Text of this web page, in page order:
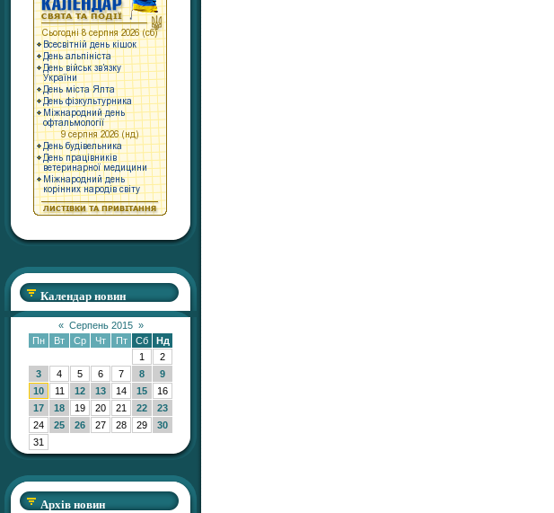
Календар новин
« Серпень 2015 »
Пн
Вт Ср Чт Пт Сб
Нд
1
2
3
4 5 6 7 8
9
10
11 12 13 14 15
16
17
18 19 20 21 22
23
24
25 26 27 28 29
30
31
Архів новин